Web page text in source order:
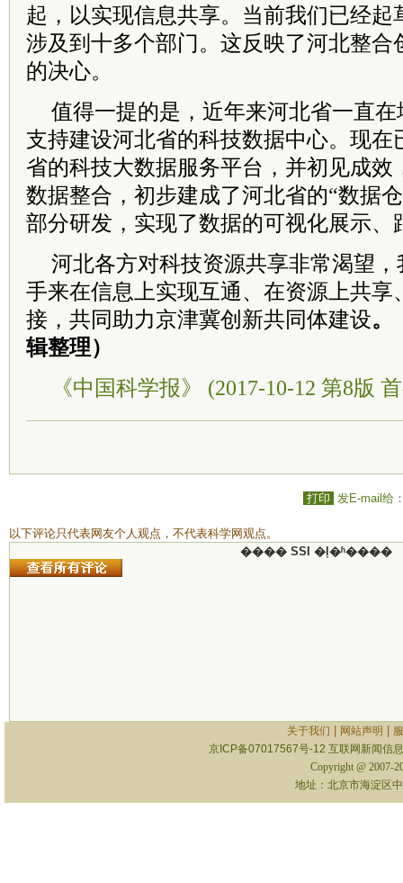
起，以实现信息共享。当前我们已经起
涉及到十多个部门。这反映了河北整合
的决心。
值得一提的是，近年来河北省一直
支持建设河北省的科技数据中心。现在
省的科技大数据服务平台，并初见成效
数据整合，初步建成了河北省的“数据
部分研发，实现了数据的可视化展示、
河北各方对科技资源共享非常渴望
手来在信息上实现互通、在资源上共享
接，共同助力京津冀创新共同体建设。
辑整理）
《中国科学报》 (2017-10-12 第8版
打印 发E-mail给
以下评论只代表网友个人观点，不代表科学网观点。
���� SSI �ļ�ʱ����
关于我们 网站声明
京ICP备07017567号-12 互联网新闻信
Copyright @ 2007-
地址：北京市海淀区